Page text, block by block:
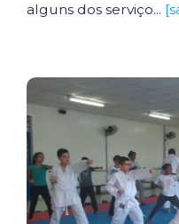
alguns dos serviço...